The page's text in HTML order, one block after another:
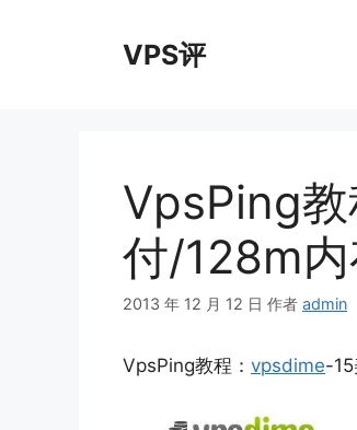
VPS评
VpsPing
付/128m
2013 年 12 月 12 日 作者 admin
VpsPing教程： vpsdime-